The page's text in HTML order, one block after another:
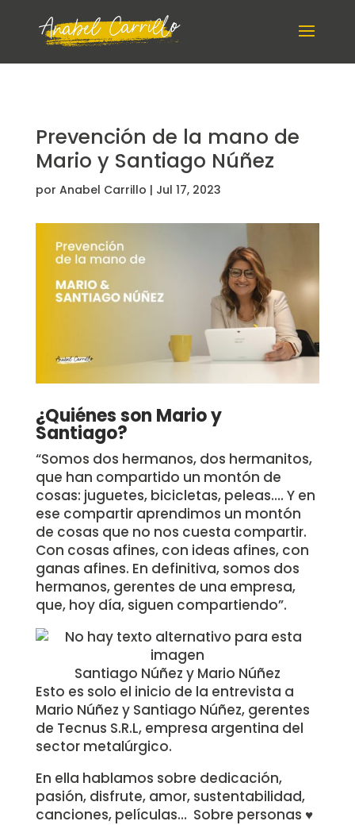
Prevención de la mano de
Mario y Santiago Núñez
por Anabel Carrillo | Jul 17, 2023
¿Quiénes son Mario y
Santiago?
“Somos dos hermanos, dos hermanitos,
que han compartido un montón de
cosas: juguetes, bicicletas, peleas…. Y en
ese compartir aprendimos un montón
de cosas que no nos cuesta compartir.
Con cosas afines, con ideas afines, con
ganas afines. En definitiva, somos dos
hermanos, gerentes de una empresa,
que, hoy día, siguen compartiendo”.
Santiago Núñez y Mario Núñez
Esto es solo el inicio de la entrevista a
Mario Núñez y Santiago Núñez, gerentes
de Tecnus S.R.L, empresa argentina del
sector metalúrgico.
En ella hablamos sobre dedicación,
pasión, disfrute, amor, sustentabilidad,
canciones, películas… Sobre personas ♥